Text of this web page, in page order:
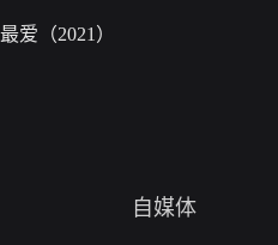
最爱（2021）
自媒体